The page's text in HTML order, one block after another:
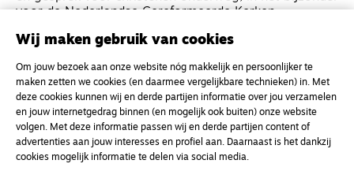
voor de Nederlandse Gereformeerde Kerken.
Kvk-nummer 33277063
NL46 INGB 0117 5827 86
info@onderwegonline.nl
Wij maken gebruik van cookies
Om jouw bezoek aan onze website nóg makkelijk en persoonlijker te
maken zetten we cookies (en daarmee vergelijkbare technieken) in. Met
deze cookies kunnen wij en derde partijen informatie over jou verzamelen
en jouw internetgedrag binnen (en mogelijk ook buiten) onze website
volgen. Met deze informatie passen wij en derde partijen content of
advertenties aan jouw interesses en profiel aan. Daarnaast is het dankzij
cookies mogelijk informatie te delen via social media.